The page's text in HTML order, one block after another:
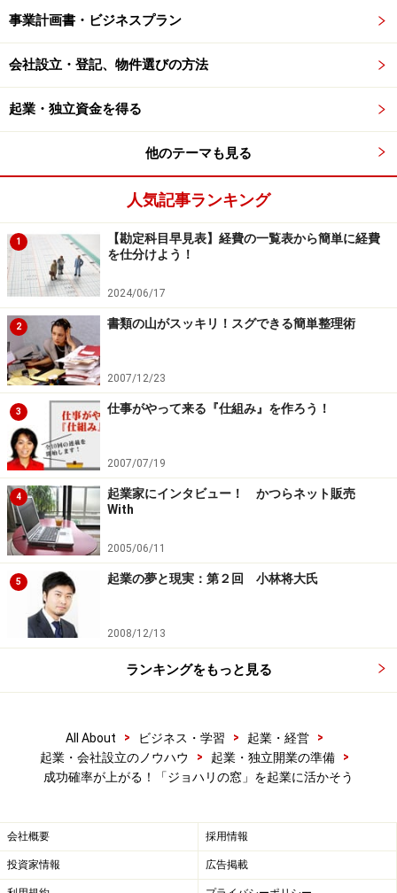
3秘密の窓
他人は知らないけど、自分だけが知っている長所です。
起業する際に一緒にビジネスモデルを考えていると起業
は過去にこんな経験をしたことがあるんです」、「実は
こんな人脈があります」、「こんな特技があります」な
て自分について、いろいろと話してみましょう。ガイド
も起業家から話を聞くときには、ざっくばらんに話がで
きるような雰囲気を作るようにしています。
4未知の窓
自分も他人も誰も気づいていないことですから、意識し
て気づくことでもないですよね。何かのきっかけで自分
自身が変わることがありますが、この窓なのかもしれま
せん。惰性で過ごす毎日から一歩抜け出して、新しい何
かに取り組んでみるのもお勧めです。
専門家を活用して開放の窓の面積を増やそ
う
専門家を活用して開放の窓を拡げよう
いかがでしたか？ジョハリの窓は起業に活用できますよ
を借りるということです。無料相談などを活用して、ぜ
その結果、盲点の窓、秘密の窓にあった要素を、開放の
窓に移動させることができれば、成功する確率が上がる
でしょう。開放の窓の面積を増やしていきましょう。
※記事内容は執筆時点のものです。最新の内容をご確認くださ
い。
事業計画書・ビジネスプラン
会社設立・登記、物件選びの方法
起業・独立資金を得る
他のテーマも見る
人気記事ランキング
1
【勘定科目早見表】経費の一覧表から簡単に経費
を仕分けよう！
2024/06/17
2 書類の山がスッキリ！スグできる簡単整理術
2007/12/23
3 仕事がやって来る『仕組み』を作ろう！
2007/07/19
4
起業家にインタビュー！ かつらネット販売
With
2005/06/11
5 起業の夢と現実：第２回 小林将大氏
2008/12/13
ランキングをもっと見る
All About > ビジネス・学習 > 起業・経営
>
起業・会社設立のノウハウ
> 起業・独立開業の準備
>
成功確率が上がる！「ジョハリの窓」を起業に活かそう
会社概要 採用情報
投資家情報 広告掲載